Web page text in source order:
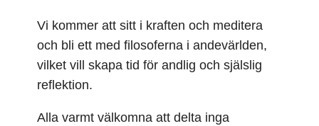
Vi kommer att sitt i kraften och meditera
och bli ett med filosoferna i andevärlden,
vilket vill skapa tid för andlig och själslig
reflektion.
Alla varmt välkomna att delta inga